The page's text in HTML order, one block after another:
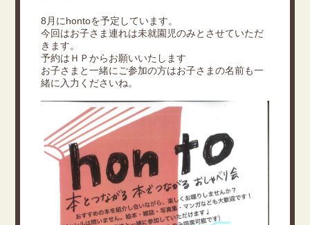
8月にhontoを予定しています。
今回はお子さま連れは未就園児のみとさせていただ
きます。
予約はＨＰからお願いいたします
お子さまと一緒にご参加の方はお子さまの名前も一
緒に入力くださいね。